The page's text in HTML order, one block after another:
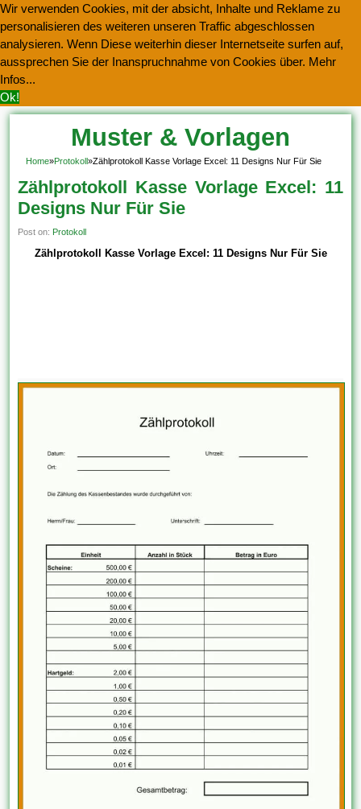
Wir verwenden Cookies, mit der absicht, Inhalte und Reklame zu
personalisieren des weiteren unseren Traffic abgeschlossen
analysieren. Wenn Diese weiterhin dieser Internetseite surfen auf,
aussprechen Sie der Inanspruchnahme von Cookies über. Mehr
Infos...
Ok!
Muster & Vorlagen
Kostenlos Herunterladen
Home»Protokoll»Zählprotokoll Kasse Vorlage Excel: 11 Designs Nur Für Sie
Zählprotokoll Kasse Vorlage Excel: 11
Designs Nur Für Sie
Post on: Protokoll
Zählprotokoll Kasse Vorlage Excel: 11 Designs Nur Für Sie